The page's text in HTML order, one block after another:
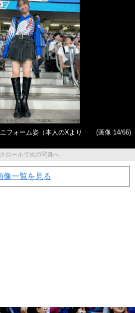
フォーム姿（本人のXより
(画像 14/66)
ロールで次の写真へ
像一覧を見る